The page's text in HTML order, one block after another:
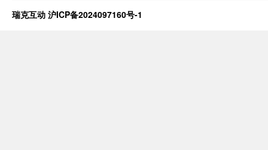
瑞克互动 沪ICP备2024097160号-1